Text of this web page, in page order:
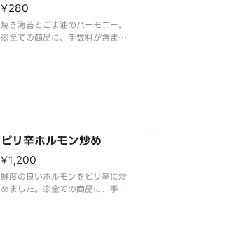
¥280
焼き海苔とごま油のハーモニー。
※全ての商品に、手数料が含まれ
ピリ辛ホルモン炒め
¥1,200
鮮度の良いホルモンをピリ辛に炒
めました。※全ての商品に、手数